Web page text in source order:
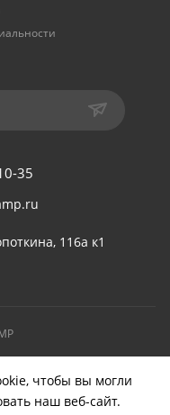
35
116а к1
чтобы вы могли
наш веб-сайт.